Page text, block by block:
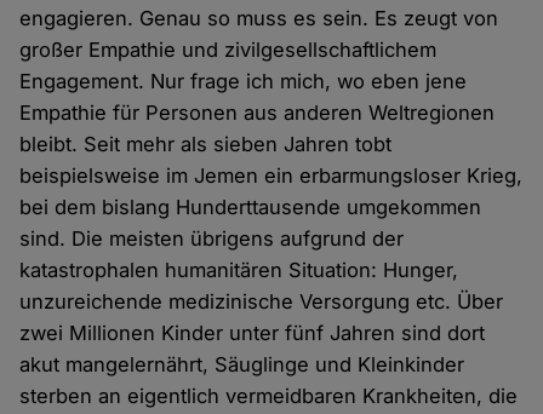
engagieren. Genau so muss es sein. Es zeugt von
großer Empathie und zivilgesellschaftlichem
Engagement. Nur frage ich mich, wo eben jene
Empathie für Personen aus anderen Weltregionen
bleibt. Seit mehr als sieben Jahren tobt
beispielsweise im Jemen ein erbarmungsloser Krieg,
bei dem bislang Hunderttausende umgekommen
sind. Die meisten übrigens aufgrund der
katastrophalen humanitären Situation: Hunger,
unzureichende medizinische Versorgung etc. Über
zwei Millionen Kinder unter fünf Jahren sind dort
akut mangelernährt, Säuglinge und Kleinkinder
sterben an eigentlich vermeidbaren Krankheiten, die